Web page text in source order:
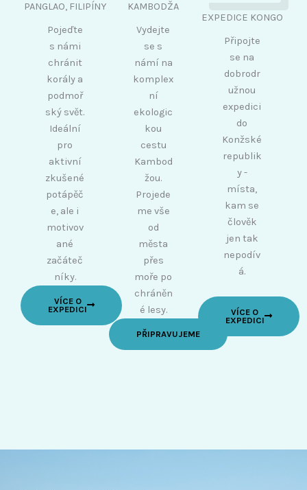
PANGLAO, FILIPÍNY
Pojeďte
s námi
chránit
korály a
podmoř
ský svět.
Ideální
pro
aktivní
zkušené
potápěč
e, ale i
motivov
ané
začáteč
níky.
VÍCE O
EXPEDICI
KAMBODŽA
Vydejte
se s
námí na
komplex
ní
ekologic
kou
cestu
Kambod
žou.
Projede
me vše
od
města
přes
moře po
chráněn
é lesy.
PŘIPRAVUJEME
EXPEDICE KONGO
Připojte
se na
dobrodr
užnou
expedici
do
Konžské
republik
y -
místa,
kam se
člověk
jen tak
nepodív
á.
VÍCE O
EXPEDICI